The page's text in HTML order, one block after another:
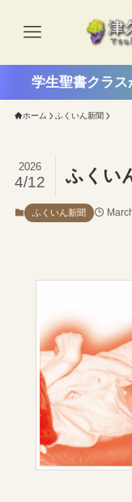
生聖書クラスが始
ホーム ふくいん新聞
ふくい
2026
4/12
ふくいん新聞